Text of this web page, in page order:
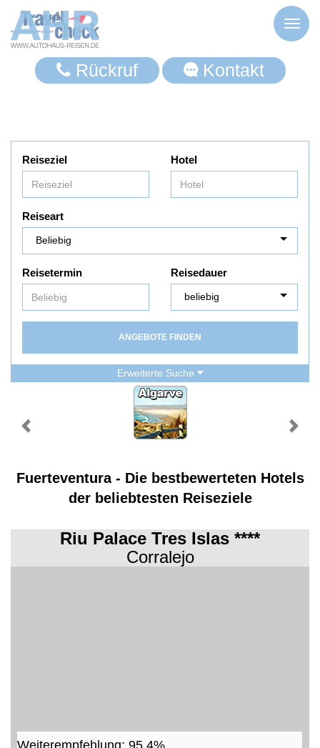
Toggle
Rückruf Kontakt
Reiseziel Hotel
Reiseart
Reisetermin Reisedauer
ANGEBOTE FINDEN
Erweiterte Suche
Fuerteventura - Die bestbewerteten Hotels
der beliebtesten Reiseziele
Riu Palace Tres Islas ****
Corralejo
Weiterempfehlung: 95,4%